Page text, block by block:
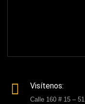
Visítenos:
Calle 160 # 15 – 51